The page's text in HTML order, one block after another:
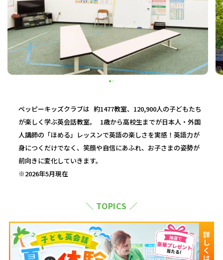
ペッピーキッズクラブは 約1477教室、120,900人の子どもたち
が楽しく学ぶ英会話教室。 1歳から高校生までが日本人・外国
人講師の「ほめる」レッスンで英語の楽しさを実感！英語力が
身につくだけでなく、笑顔や自信にあふれ、お子さまの姿勢が
前向きに変化していきます。
※2026年5月現在
＼ TOPICS ／